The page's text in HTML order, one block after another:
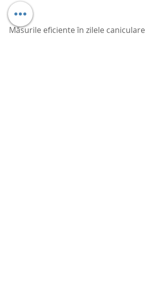
Măsurile eficiente în zilele caniculare